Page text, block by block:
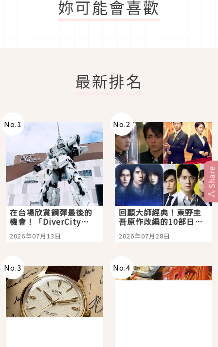
妳可能會喜歡
最新排名
No.1
在台場欣賞鋼彈最後的
機會！「DiverCity
Tokyo Plaza」搭船、
購物、美食及夜景，一
2026年07月13日
No.2
回顧大師經典！東野圭
吾原作改編的10部日本
影視作品推薦
2026年07月28日
No.3 No.4
Share